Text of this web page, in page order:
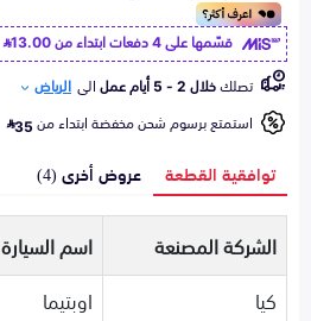
قسّمها على 4 دفعات ابتداء من
13.00
تصلكخلال 2 - 5 أيام عمل الى الرياض
استمتع برسوم شحن مخفضة ابتداء من35
توافقية القطعة عروض أخرى (4)
الشركة المصنعة اسم السيارة
كيا
اوبتيما